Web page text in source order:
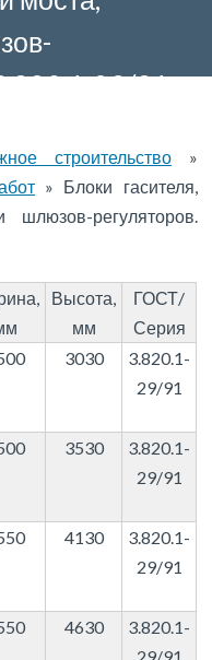
29/91
строительство»
» Блоки гасителя,
регуляторов.
Высота,
мм
ГОСТ/
Серия
3030
3.820.1-
29/91
3530
3.820.1-
29/91
4130
3.820.1-
29/91
4630
3.820.1-